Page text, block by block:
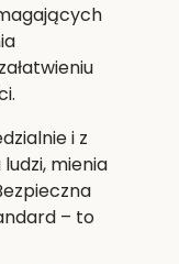
i z
mienia
– to